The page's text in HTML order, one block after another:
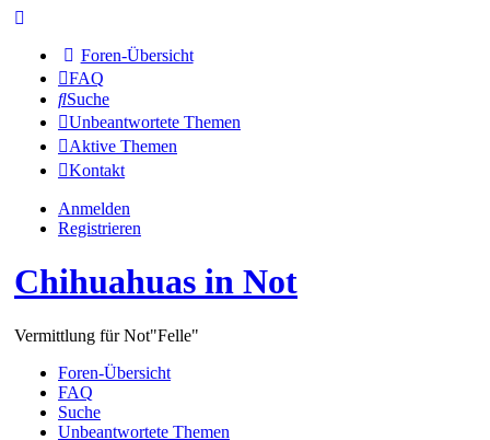
Foren-Übersicht
FAQ
Suche
Unbeantwortete Themen
Aktive Themen
Kontakt
Anmelden
Registrieren
Chihuahuas in Not
Vermittlung für Not"Felle"
Foren-Übersicht
FAQ
Suche
Unbeantwortete Themen